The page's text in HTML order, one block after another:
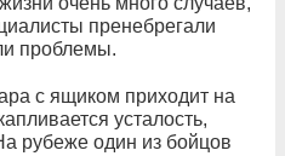
пренебрегали
проблемы.
с ящиком приходит на
усталость,
рубеже один из бойцов